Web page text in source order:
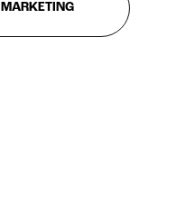
MARKETING